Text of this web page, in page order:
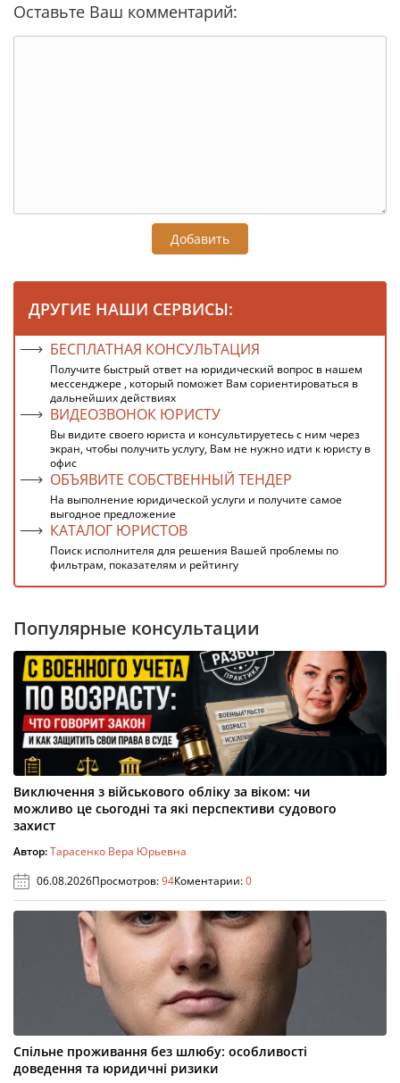
Оставьте Ваш комментарий:
Добавить
ДРУГИЕ НАШИ СЕРВИСЫ:
БЕСПЛАТНАЯ КОНСУЛЬТАЦИЯ
Получите быстрый ответ на юридический вопрос в нашем
мессенджере , который поможет Вам сориентироваться в
дальнейших действиях
ВИДЕОЗВОНОК ЮРИСТУ
Вы видите своего юриста и консультируетесь с ним через
экран, чтобы получить услугу, Вам не нужно идти к юристу в
офис
ОБЪЯВИТЕ СОБСТВЕННЫЙ ТЕНДЕР
На выполнение юридической услуги и получите самое
выгодное предложение
КАТАЛОГ ЮРИСТОВ
Поиск исполнителя для решения Вашей проблемы по
фильтрам, показателям и рейтингу
Популярные консультации
Виключення з військового обліку за віком: чи
можливо це сьогодні та які перспективи судового
захист
Автор:Тарасенко Вера Юрьевна
06.08.2026Просмотров:94Коментарии:0
Спільне проживання без шлюбу: особливості
доведення та юридичні ризики